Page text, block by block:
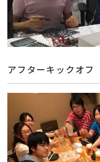
アフターキックオフ